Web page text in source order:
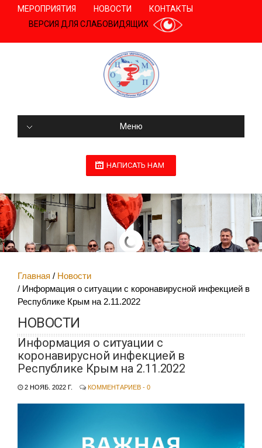
МЕРОПРИЯТИЯ НОВОСТИ
КОНТАКТЫ
ВЕРСИЯ ДЛЯ СЛАБОВИДЯЩИХ
Меню
НАПИСАТЬ НАМ
Главная
Новости
Информация о ситуации с коронавирусной инфекцией в
Республике Крым на 2.11.2022
НОВОСТИ
Информация о ситуации с
коронавирусной инфекцией в
Республике Крым на 2.11.2022
2 НОЯБ. 2022 Г. КОММЕНТАРИЕВ - 0